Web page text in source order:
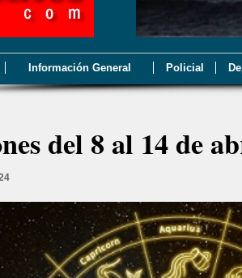
Información General Policial
del 8 al 14 de